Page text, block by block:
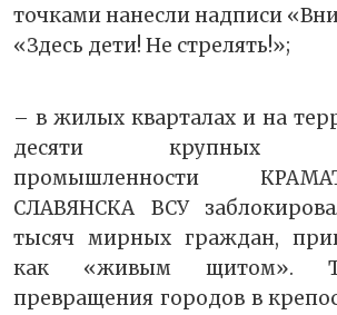
точками нанесли надписи
«Здесь дети! Не стрелять!»;
– в жилых кварталах и на
десяти крупных
промышленности
СЛАВЯНСКА ВСУ
тысяч мирных граждан,
как «живым щитом».
превращения городов в